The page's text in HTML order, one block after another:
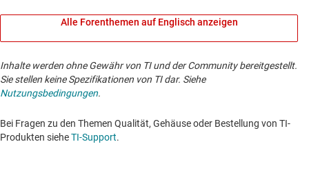
Alle Forenthemen auf Englisch anzeigen
Inhalte werden ohne Gewähr von TI und der Community bereitgestellt.
Sie stellen keine Spezifikationen von TI dar. Siehe
Nutzungsbedingungen.
Bei Fragen zu den Themen Qualität, Gehäuse oder Bestellung von TI-
Produkten sieheTI-Support. ​​​​​​​​​​​​​​